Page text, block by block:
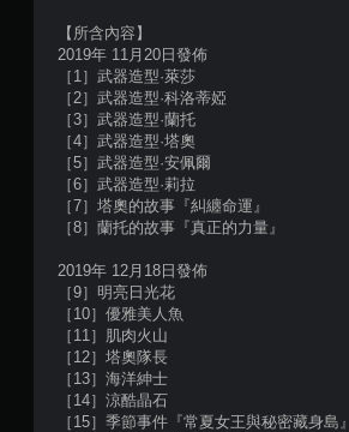
【所含內容】
2019年 11月20日發佈
［1］武器造型·萊莎
［2］武器造型·科洛蒂婭
［3］武器造型·蘭托
［4］武器造型·塔奧
［5］武器造型·安佩爾
［6］武器造型·莉拉
［7］塔奧的故事『糾纏命運』
［8］蘭托的故事『真正的力量』
2019年 12月18日發佈
［9］明亮日光花
［10］優雅美人魚
［11］肌肉火山
［12］塔奧隊長
［13］海洋紳士
［14］涼酷晶石
［15］季節事件『常夏女王與秘密藏身島』